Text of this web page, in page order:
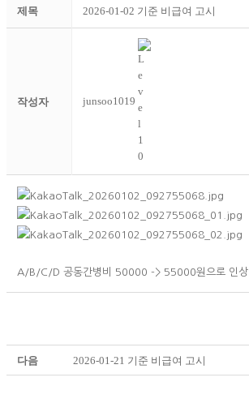
제목 2026-01-02 기준 비급여 고시
작성자 junsoo1019
A/B/C/D 공동간병비 50000 -> 55000원으로 인상
다음 2026-01-21 기준 비급여 고시